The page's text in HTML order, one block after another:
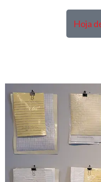
Hoja